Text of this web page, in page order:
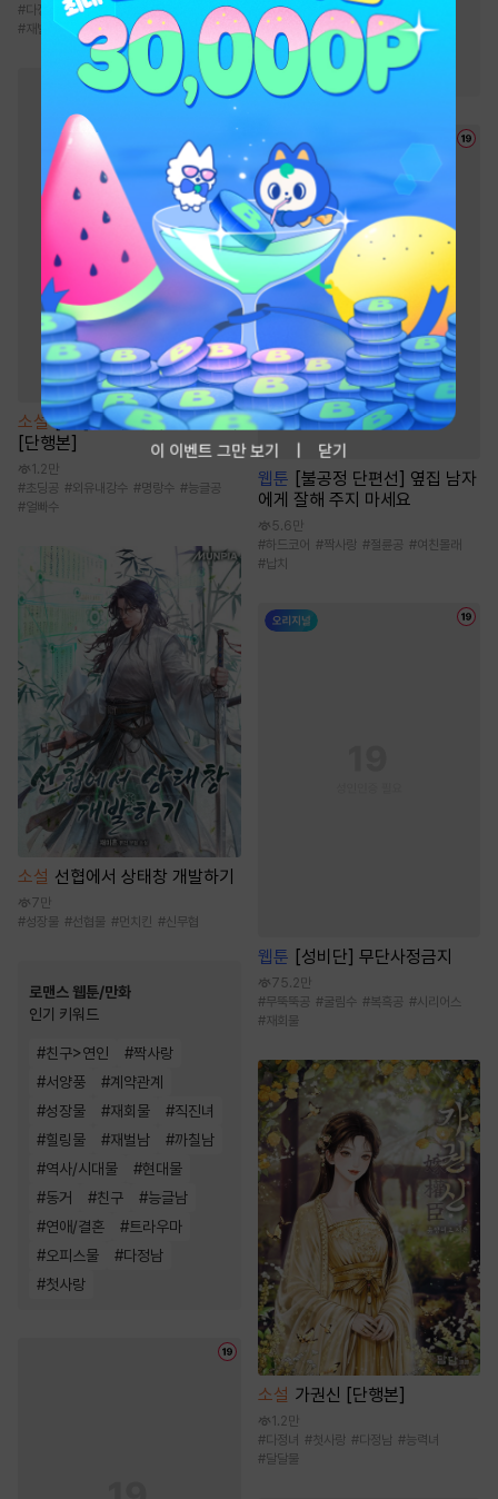
#다정남 #현대물 오피스물 #
로맨스
# 재벌남
소설 [BL] 블랙아웃(Blackout)
[단행본]
1.2만
#초딩공 #외유내강수 #명랑수 #능글공
#얼빠수
소설 선협에서 상태창 개발하기
7만
#성장물 #선협물 #먼치킨 #신무협
로맨스 웹툰/만화
인기 키워드
#친구>연인 #짝사랑
#서양풍 #계약관계
#성장물 #재회물 #직진녀
#힐링물 #재벌남 #까칠남
#역사/시대물 #현대물
#동거 #친구 #능글남
#연애/결혼 #트라우마
#오피스물 #다정남
#첫사랑
#연애/결혼
동양풍
#힐링물 #현대물
복수
#친구 #음식 #다정남
웹툰 [불공정 단편선] 옆집 남자
에게 잘해 주지 마세요
5.6만
#하드코어 #짝사랑 #절륜공 #여친몰래
#납치
웹툰 [성비단] 무단사정금지
75.2만
#무뚝뚝공 #굴림수 #복흑공 #시리어스
#재회물
소설 가권신 [단행본]
1.2만
#다정녀 #첫사랑 #다정남 #능력녀
#달달물
이 이벤트 그만 보기 닫기